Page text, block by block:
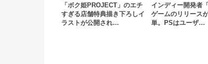
「ボク姫PROJECT」のエチ
すぎる店舗特典描き下ろしイ
ラストが公開され…
インディー開発者
ゲームのリリース
単。PSはユーザ…